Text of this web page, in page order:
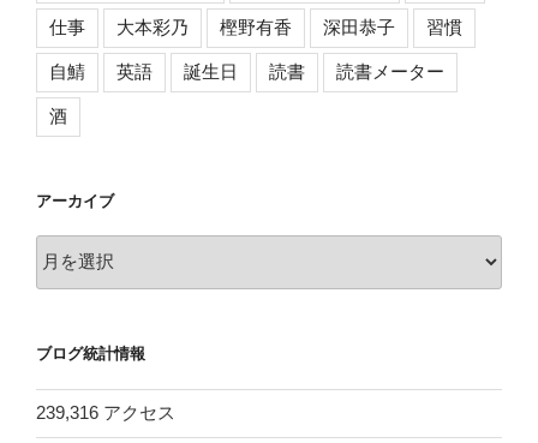
仕事 大本彩乃 樫野有香 深田恭子 習慣
自鯖 英語 誕生日 読書 読書メーター
酒
アーカイブ
ー
ブ
ブログ統計情報
239,316 アクセス